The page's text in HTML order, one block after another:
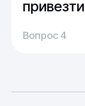
20-25 дней,
может
до 6
У нас
Азии.
Вопрос 4